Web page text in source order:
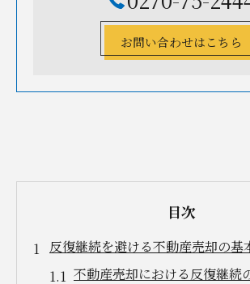
お問い合わせはこちら
目次
反復継続を避ける不動産売却の基
不動産売却における反復継続